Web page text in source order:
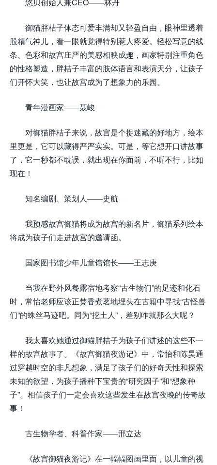
悠贝创始人兼CEO——林丹
御猫胖桔子体态可爱丰满却又轻盈自由，眼神里透着
股精气神儿，看一眼就觉得特别惹人疼爱。轻松写意的线
条、色彩和故宫庄严的美感相映成趣，画家特别注重角色
的性格塑造，胖桔子丰富的肢体语言和表演天分，让孩子
们开怀大笑，也让故宫成为了想象力的乐园。
青年漫画家——聂峻
对御猫胖桔子来说，故宫是个捉迷藏的好地方，绘本
里更是，它可以藏得严严实实。可是，等它想开口讲故事
了，它一秒都不耽误，就出现在你面前，不听不行，比如
现在！
知名编剧、策划人——史航
我预感故宫御猫将成为故宫的新名片，御猫系列绘本
将成为孩子们走进故宫的邀请函。
国家图书馆少年儿童馆馆长——王志庚
当我在野外风餐露宿地考察“古生物们”的足迹和化石
时，常怡老师应该正焚香煮茗地埋头在古籍中寻找“古怪兽
们”的蛛丝马迹吧。同为“挖土人”，差别咋就那么大呢？
我太喜欢她通过御猫胖桔子为孩子们讲述的这些不一
样的故宫故事了。《故宫御猫夜游记》中，常怡和陈昊通
过穿越时空的非凡想象，满足了孩子们的好奇天性和探索
未知的欲望，为孩子播种下宝贵的“研究因子”和“想象种
子”。相信孩子们一定会喜欢这些发生在故宫夜晚的传奇故
事！
古生物学者、科普作家——邢立达
《故宫御猫夜游记》在一幅幅图画里面，以儿童的视